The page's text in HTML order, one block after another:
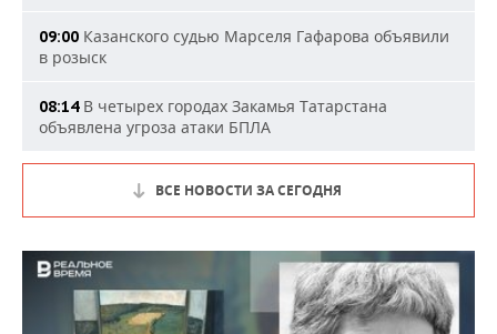
09:00 Казанского судью Марселя Гафарова объявили
в розыск
08:14В четырех городах Закамья Татарстана
объявлена угроза атаки БПЛА
ВСЕ НОВОСТИ ЗА СЕГОДНЯ